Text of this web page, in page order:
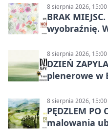
8 sierpnia 2026, 15:00
BRAK
wyobraźnię.
8 sierpnia 2026, 15:00
DZIEŃ
plenerowe w
8 sierpnia 2026, 15:00
PĘDZLEM
malowania